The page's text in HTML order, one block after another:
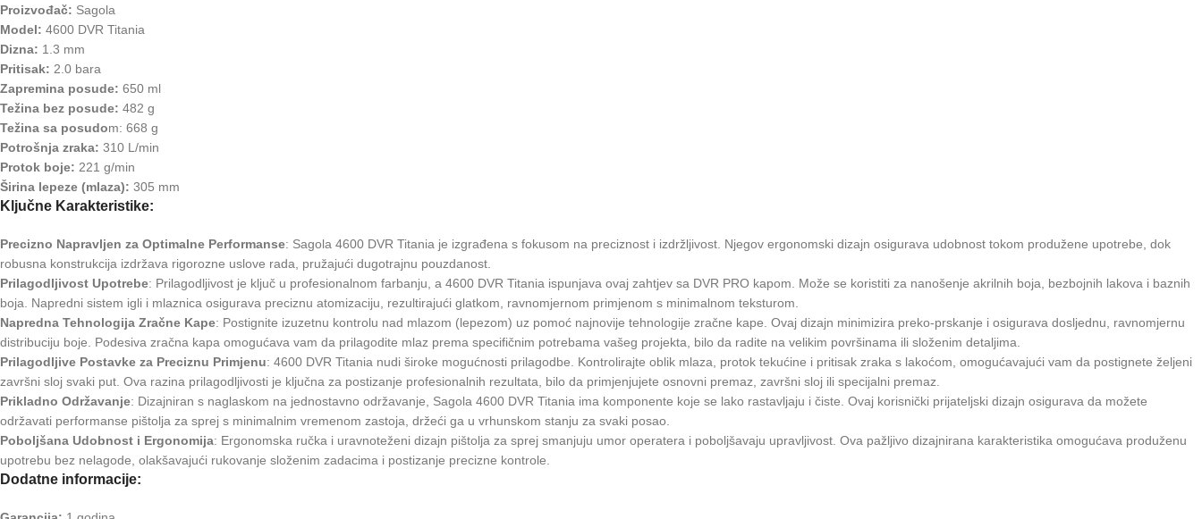
Proizvođač: Sagola
Model: 4600 DVR Titania
Dizna: 1.3 mm
Pritisak: 2.0 bara
Zapremina posude: 650 ml
Težina bez posude: 482 g
Težina sa posudom: 668 g
Potrošnja zraka: 310 L/min
Protok boje: 221 g/min
Širina lepeze (mlaza): 305 mm
Ključne Karakteristike:
Precizno Napravljen za Optimalne Performanse: Sagola 4600 DVR Titania je izgrađena s fokusom na preciznost i izdržljivost. Njegov ergonomski dizajn osigurava udobnost tokom produžene upotrebe, dok
robusna konstrukcija izdržava rigorozne uslove rada, pružajući dugotrajnu pouzdanost.
Prilagodljivost Upotrebe: Prilagodljivost je ključ u profesionalnom farbanju, a 4600 DVR Titania ispunjava ovaj zahtjev sa DVR PRO kapom. Može se koristiti za nanošenje akrilnih boja, bezbojnih lakova i baznih
boja. Napredni sistem igli i mlaznica osigurava preciznu atomizaciju, rezultirajući glatkom, ravnomjernom primjenom s minimalnom teksturom.
Napredna Tehnologija Zračne Kape: Postignite izuzetnu kontrolu nad mlazom (lepezom) uz pomoć najnovije tehnologije zračne kape. Ovaj dizajn minimizira preko-prskanje i osigurava dosljednu, ravnomjernu
distribuciju boje. Podesiva zračna kapa omogućava vam da prilagodite mlaz prema specifičnim potrebama vašeg projekta, bilo da radite na velikim površinama ili složenim detaljima.
Prilagodljive Postavke za Preciznu Primjenu: 4600 DVR Titania nudi široke mogućnosti prilagodbe. Kontrolirajte oblik mlaza, protok tekućine i pritisak zraka s lakoćom, omogućavajući vam da postignete željeni
završni sloj svaki put. Ova razina prilagodljivosti je ključna za postizanje profesionalnih rezultata, bilo da primjenjujete osnovni premaz, završni sloj ili specijalni premaz.
Prikladno Održavanje: Dizajniran s naglaskom na jednostavno održavanje, Sagola 4600 DVR Titania ima komponente koje se lako rastavljaju i čiste. Ovaj korisnički prijateljski dizajn osigurava da možete
održavati performanse pištolja za sprej s minimalnim vremenom zastoja, držeći ga u vrhunskom stanju za svaki posao.
Poboljšana Udobnost i Ergonomija: Ergonomska ručka i uravnoteženi dizajn pištolja za sprej smanjuju umor operatera i poboljšavaju upravljivost. Ova pažljivo dizajnirana karakteristika omogućava produženu
upotrebu bez nelagode, olakšavajući rukovanje složenim zadacima i postizanje precizne kontrole.
Dodatne informacije: